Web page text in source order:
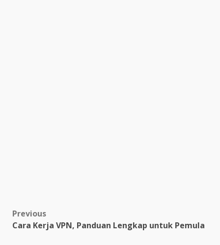
Post
navigation
Previous
Cara Kerja VPN, Panduan Lengkap untuk Pemula